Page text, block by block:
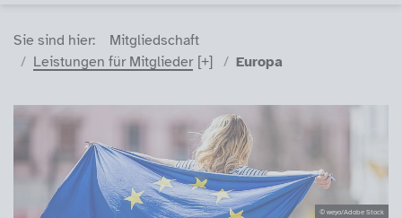
Sie sind hier (Breadcrumb)
Sie sind hier:
Mitgliedschaft
Leistungen für Mitglieder
Europa
© weyo/Adobe Stock